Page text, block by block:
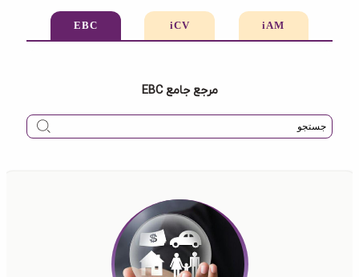
iAM
iCV
EBC
مرجع جامع EBC